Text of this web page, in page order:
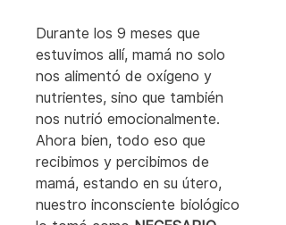
Durante los 9 meses que
estuvimos allí, mamá no solo
nos alimentó de oxígeno y
nutrientes, sino que también
nos nutrió emocionalmente.
Ahora bien, todo eso que
recibimos y percibimos de
mamá, estando en su útero,
nuestro inconsciente biológico